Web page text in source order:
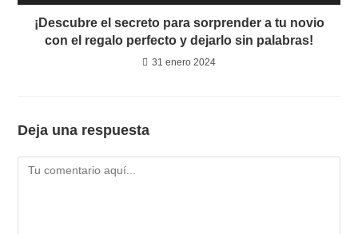
¡Descubre el secreto para sorprender a tu novio
con el regalo perfecto y dejarlo sin palabras!
31 enero 2024
Deja una respuesta